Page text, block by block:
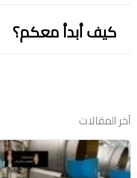
كيف أبدأ معكم؟
آخر المقالات